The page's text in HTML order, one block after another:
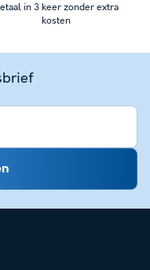
in 3 keer zonder extra
kosten